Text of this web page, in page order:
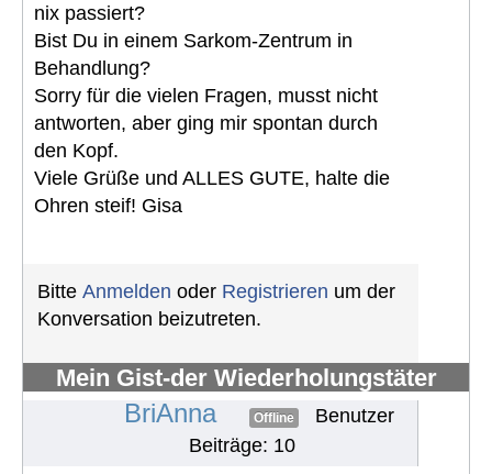
nix passiert?
Bist Du in einem Sarkom-Zentrum in
Behandlung?
Sorry für die vielen Fragen, musst nicht
antworten, aber ging mir spontan durch
den Kopf.
Viele Grüße und ALLES GUTE, halte die
Ohren steif! Gisa
Bitte Anmelden oder Registrieren um der
Konversation beizutreten.
Mein Gist-der Wiederholungstäter
BriAnna Offline
Benutzer
Beiträge: 10